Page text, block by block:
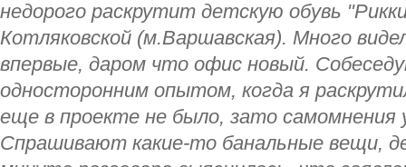
недорого раскрутит детскую обувь
Котляковской (м.Варшавская). Много
впервые, даром что офис новый.
односторонним опытом, когда я
еще в проекте не было, зато самомнения
Спрашивают какие-то банальные вещи,